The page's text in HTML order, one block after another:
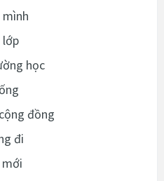
mình
lớp
học
đồng
đi
mới